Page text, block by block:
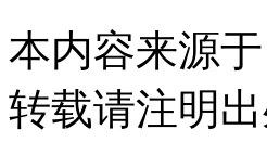
本内容来源于
转载请注明出